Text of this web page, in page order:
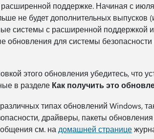
расширенной поддержке. Начиная с
не будет дополнительных выпусков
системы с расширенной поддержкой
обновления для системы
этого обновления убедитесь, что
в разделе Как получить это
типах обновлений Windows,
драйверы, пакеты
см. на домашней странице